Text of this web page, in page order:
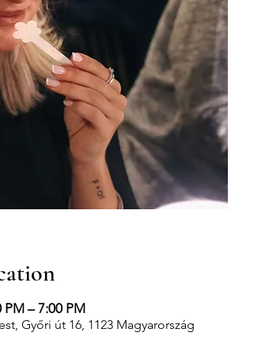
PM – 7:00 PM
Győri út 16, 1123 Magyarország